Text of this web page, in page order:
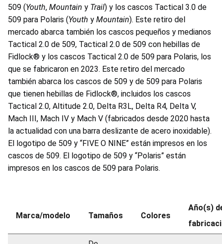
509 (Youth, Mountain y Trail) y los cascos Tactical 3.0 de
509 para Polaris (Youth y Mountain). Este retiro del
mercado abarca también los cascos pequeños y medianos
Tactical 2.0 de 509, Tactical 2.0 de 509 con hebillas de
Fidlock® y los cascos Tactical 2.0 de 509 para Polaris, los
que se fabricaron en 2023. Este retiro del mercado
también abarca los cascos de 509 y de 509 para Polaris
que tienen hebillas de Fidlock®, incluidos los cascos
Tactical 2.0, Altitude 2.0, Delta R3L, Delta R4, Delta V,
Mach III, Mach IV y Mach V (fabricados desde 2020 hasta
la actualidad con una barra deslizante de acero inoxidable).
El logotipo de 509 y “FIVE O NINE” están impresos en los
cascos de 509. El logotipo de 509 y “Polaris” están
impresos en los cascos de 509 para Polaris.
Marca/modelo Tamaños Colores
Año(s)